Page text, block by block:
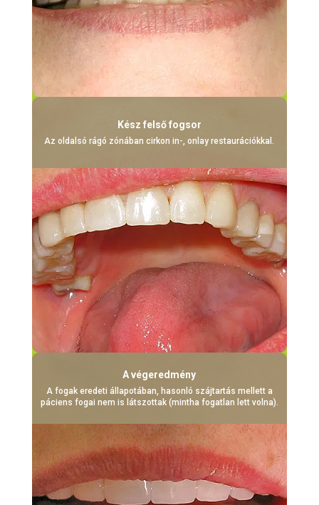
Kész felső fogsor
Az oldalsó rágó zónában cirkon in-, onlay restaurációkkal.
A végeredmény
A fogak eredeti állapotában, hasonló szájtartás mellett a
páciens fogai nem is látszottak (mintha fogatlan lett volna).